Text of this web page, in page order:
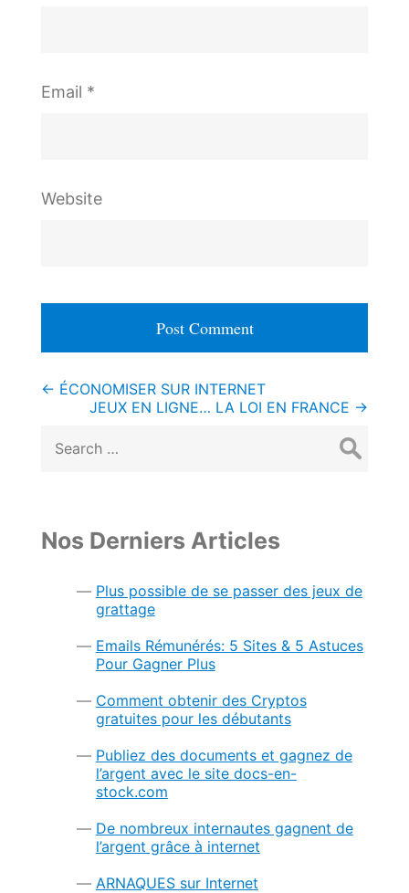
Email *
Website
Post
← ÉCONOMISER SUR INTERNET
JEUX EN LIGNE… LA LOI EN FRANCE →
for:
Nos Derniers Articles
Plus possible de se passer des jeux de
grattage
Emails Rémunérés: 5 Sites & 5 Astuces
Pour Gagner Plus
Comment obtenir des Cryptos
gratuites pour les débutants
Publiez des documents et gagnez de
l’argent avec le site docs-en-
stock.com
De nombreux internautes gagnent de
l’argent grâce à internet
ARNAQUES sur Internet